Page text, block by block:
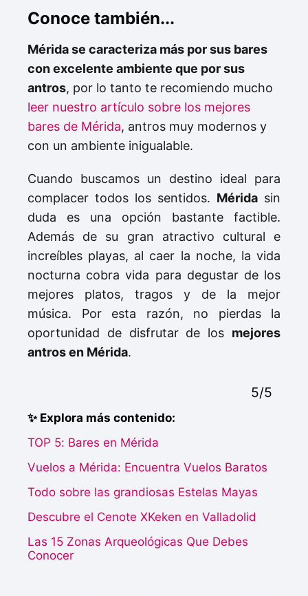
Conoce también...
Mérida se caracteriza más por sus bares
con excelente ambiente que por sus
antros, por lo tanto te recomiendo mucho
leer nuestro artículo sobre los mejores
bares de Mérida, antros muy modernos y
con un ambiente inigualable.
Cuando buscamos un destino ideal para
complacer todos los sentidos. Mérida sin
duda es una opción bastante factible.
Además de su gran atractivo cultural e
increíbles playas, al caer la noche, la vida
nocturna cobra vida para degustar de los
mejores platos, tragos y de la mejor
música. Por esta razón, no pierdas la
oportunidad de disfrutar de los mejores
antros en Mérida.
5/5
✨ Explora más contenido:
TOP 5: Bares en Mérida
Vuelos a Mérida: Encuentra Vuelos Baratos
Todo sobre las grandiosas Estelas Mayas
Descubre el Cenote XKeken en Valladolid
Las 15 Zonas Arqueológicas Que Debes
Conocer